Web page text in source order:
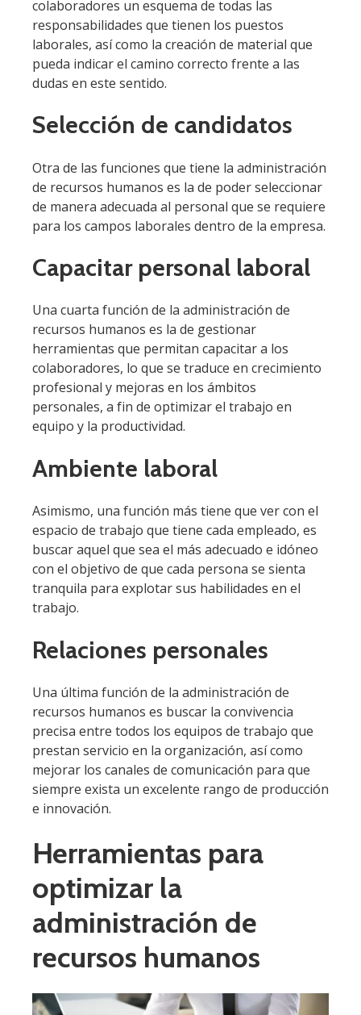
colaboradores un esquema de todas las
responsabilidades que tienen los puestos
laborales, así como la creación de material que
pueda indicar el camino correcto frente a las
dudas en este sentido.
Selección de candidatos
Otra de las funciones que tiene la administración
de recursos humanos es la de poder seleccionar
de manera adecuada al personal que se requiere
para los campos laborales dentro de la empresa.
Capacitar personal laboral
Una cuarta función de la administración de
recursos humanos es la de gestionar
herramientas que permitan capacitar a los
colaboradores, lo que se traduce en crecimiento
profesional y mejoras en los ámbitos
personales, a fin de optimizar el trabajo en
equipo y la productividad.
Ambiente laboral
Asimismo, una función más tiene que ver con el
espacio de trabajo que tiene cada empleado, es
buscar aquel que sea el más adecuado e idóneo
con el objetivo de que cada persona se sienta
tranquila para explotar sus habilidades en el
trabajo.
Relaciones personales
Una última función de la administración de
recursos humanos es buscar la convivencia
precisa entre todos los equipos de trabajo que
prestan servicio en la organización, así como
mejorar los canales de comunicación para que
siempre exista un excelente rango de producción
e innovación.
Herramientas para
optimizar la
administración de
recursos humanos